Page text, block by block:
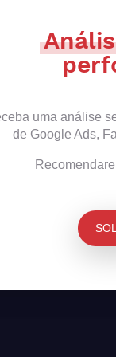
uma análise
de Google Ads,